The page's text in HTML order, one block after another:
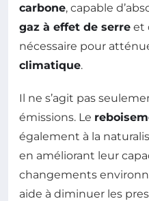
carbone, capable
gaz à effet de serre et
nécessaire pour
climatique.
Il ne s’agit pas
émissions. Le
également à la
en améliorant leur
changements
aide à diminuer les